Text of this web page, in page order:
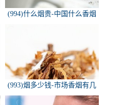
(994)什么烟贵-中国什么香烟
(993)烟多少钱-市场香烟有几
种 各多少钱一包